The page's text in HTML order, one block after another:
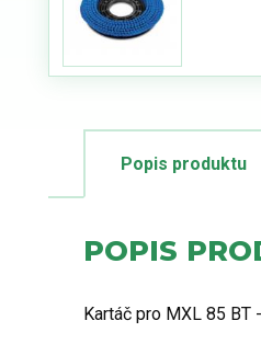
Popis produktu
POPIS
Kartáč pro MXL 85 BT